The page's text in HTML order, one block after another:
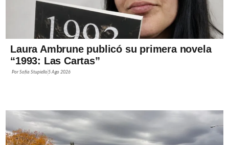
Laura Ambrune publicó su primera novela
“1993: Las Cartas”
PorSofía Stupiello5 Ago 2026